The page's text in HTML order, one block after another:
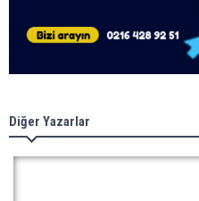
Diğer Yazarlar